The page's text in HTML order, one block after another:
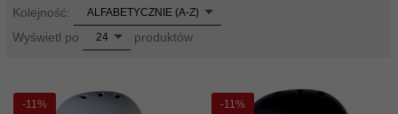
Kolejność: sortALFABETYCZNIE (A-Z)
Wyświetl po pop24 produktów
-11% -11%